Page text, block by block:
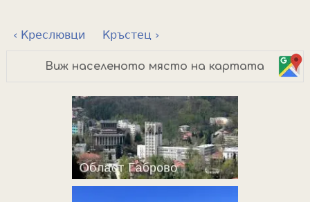
‹ Креслювци Кръстец ›
Виж населеното място на картата